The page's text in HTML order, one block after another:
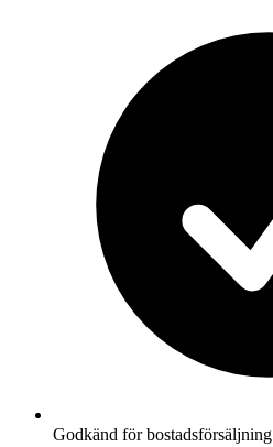
Godkänd för bostadsförsäljning